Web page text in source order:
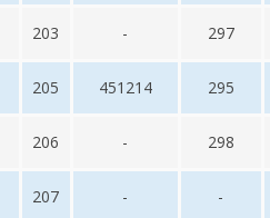
203 - 297
205 451214 295
206 - 298
207 - -